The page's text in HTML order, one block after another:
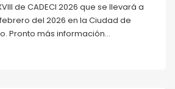
de CADECI 2026 que se llevará a
febrero del 2026 en la Ciudad de
Pronto más información…